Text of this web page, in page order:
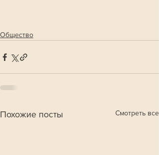
Общество
Похожие посты Смотреть все